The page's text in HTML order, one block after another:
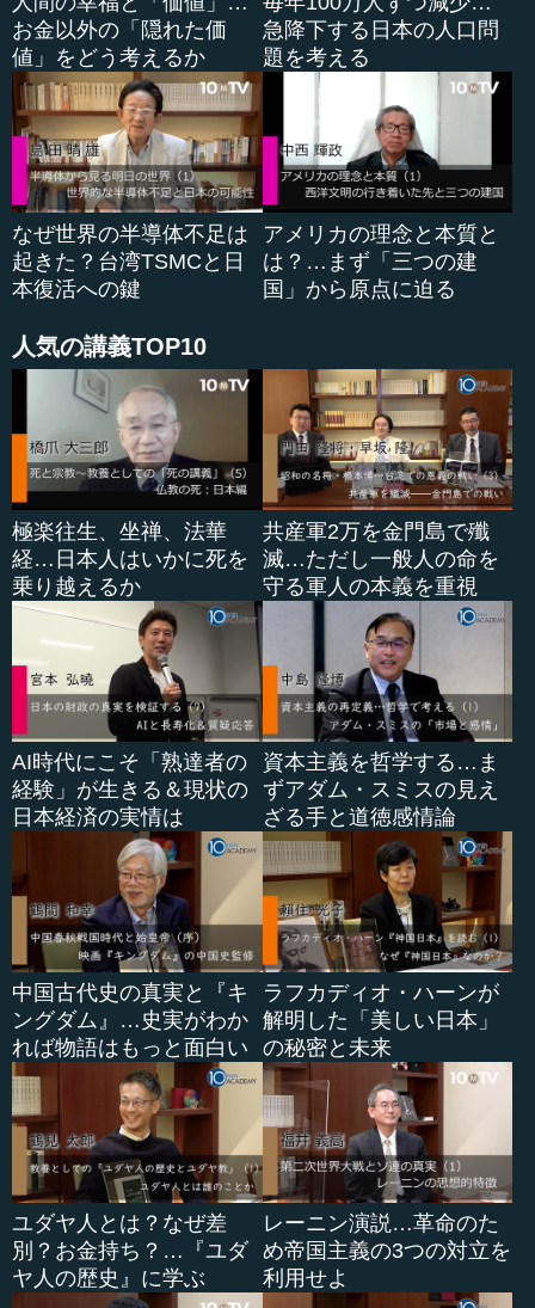
当の人材というのは払底するではないですか。
齋藤 それは感じています。官僚バッシングが１９９０年
代後半から、非常にきつくなりました。バッシングがきつ
くなったのは当然で、こちらの側にもおかしなところがあ
りました。学生というのは非常にピュアですから、メディ
アによって、天下り先を探すのに汲々とし、ノーパンしゃ
ぶしゃぶに通い、上から目線でいつもものを言う人たちと
いうイメージがつくと、まともで正義感の強い人ほど、
「そんなところへは行きたくない」ということになるわけ
です。だから、採用から崩れてしまったのです。
しかし、そういった官僚はほんの一部の人です。本当に
意気に感じて、自分を犠牲にしながらも、国のためとやっ
ていると思って働いている人はいっぱいいます。
けれども、そういう情報は、メディアでは流れない。そ
うすると、メディアの情報にしか接していない学生は、そ
んなところには行かないというようになるわけです。だか
ら、まず採用から崩れてきたのです。
―― なるほど。そこは、致命傷になりますね。
齋藤 採用が崩れてきたということは、組織の人材能力を
決定する要因として、致命的に大きいです。
―― 霞が関というのは、人材しかいないところですし、
それ以外何にもないわけですから。
齋藤 １...
お金以外の「隠れた価
値」をどう考えるか
急降下する日本の人口問
題を考える
なぜ世界の半導体不足は
起きた？台湾TSMCと日
本復活への鍵
アメリカの理念と本質と
は？…まず「三つの建
国」から原点に迫る
人気の講義TOP10
極楽往生、坐禅、法華
経…日本人はいかに死を
乗り越えるか
共産軍2万を金門島で殲
滅…ただし一般人の命を
守る軍人の本義を重視
AI時代にこそ「熟達者の
経験」が生きる＆現状の
日本経済の実情は
資本主義を哲学する…ま
ずアダム・スミスの見え
ざる手と道徳感情論
中国古代史の真実と『キ
ングダム』…史実がわか
れば物語はもっと面白い
ラフカディオ・ハーンが
解明した「美しい日本」
の秘密と未来
ユダヤ人とは？なぜ差
別？お金持ち？…『ユダ
ヤ人の歴史』に学ぶ
レーニン演説…革命のた
め帝国主義の3つの対立を
利用せよ